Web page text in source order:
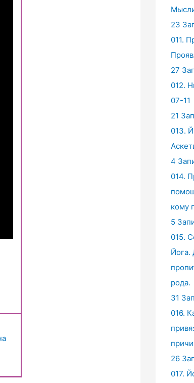
23
011.
27
012.
07-11
21
013.
4
014.
кому
5
015.
Йога.
рода.
31
016.
26
017.